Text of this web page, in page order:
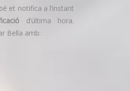
et notifica a l’instant
d’última hora.
Bella amb: